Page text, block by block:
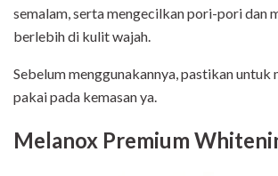
semalam, serta mengecilkan pori-pori dan
berlebih di kulit wajah.
Sebelum menggunakannya, pastikan untuk
pakai pada kemasan ya.
Melanox Premium